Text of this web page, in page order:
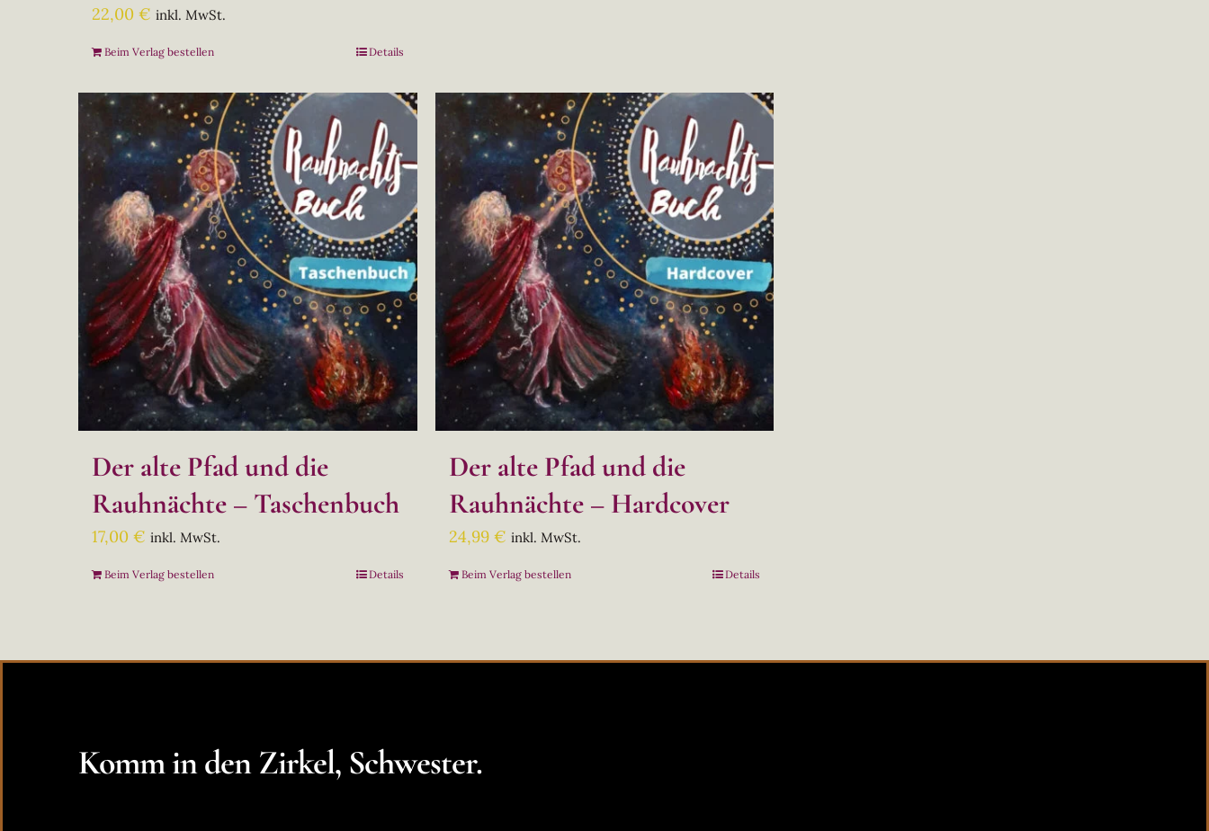
22,00 € inkl. MwSt.
Beim Verlag bestellen Details
Der alte Pfad und die
Rauhnächte – Taschenbuch
17,00 € inkl. MwSt.
Beim Verlag bestellen Details
Der alte Pfad und die
Rauhnächte – Hardcover
24,99 € inkl. MwSt.
Beim Verlag bestellen Details
Komm in den Zirkel, Schwester.